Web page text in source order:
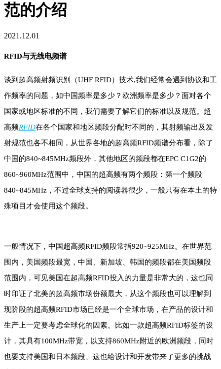
范的介绍
2021.12.01
RFID与无线电频谱
谈到超高频射频识别（UHF RFID）技术,我们经常会遇到协议和工
作频率的问题，如中国频率是多少？欧洲频率是多少？面对各个
国家或地区标准的不同，我们需要了解它们的标准以及规范。超
高频RFID在各个国家和地区频段分配时不同的，其射频输出及发
射规范也各不相同，从世界各地的超高频RFID频谱分布看，除了
中国的840~845MHz频段外，其他地区的频段都在EPC C1G2的
860~960MHz范围中，中国的超高频有两个频段：第一个频段
840~845MHz，不过全球支持的阅读器很少，一般只有在本土的特
殊项目才会使用这个频段。
一般情况下，中国超高频RFID频段常指920~925MHz。在世界范
围内，美国频段最宽，中国、新加坡、韩国的频段都在美国频段
范围内，可见美国在超高频RFID投入的力量是非常大的，这也同
时印证了北美的超高频市场份额最大，从这个频段也可以理解到
现阶段的超高频RFID市场已经是一个全球市场，在产品的设计和
生产上一定要考虑全球化的因素。比如一款超高频RFID标签的设
计，其具有100MHz带宽，以支持860MHz附近的欧洲频段，同时
也要支持美国和日本频段、这也给设计和开发带来了更多的挑战